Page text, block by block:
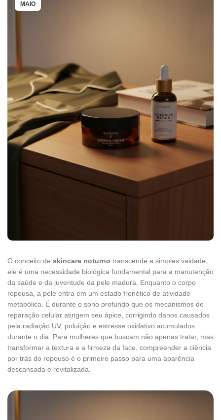
MAIO
O conceito de skincare noturno transcende a simples vaidade;
ele é uma necessidade biológica fundamental para a manutenção
da saúde e da juventude da pele madura. Enquanto o corpo
repousa, a pele entra em um estado frenético de atividade
metabólica. É durante o sono profundo que os mecanismos de
reparação celular atingem seu ápice, corrigindo danos causados
pela radiação UV, poluição e estresse oxidativo acumulados
durante o dia. Para mulheres que buscam não apenas tratar, mas
transformar a textura e a firmeza da face, compreender a ciência
por trás do repouso é o primeiro passo para uma aparência
descansada e revitalizada.